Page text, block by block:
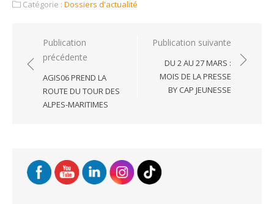
Catégorie : Dossiers d'actualité
Navigation
de
l’article
Publication
précédente
AGIS06 PREND LA
ROUTE DU TOUR DES
ALPES-MARITIMES
Publication suivante
DU 2 AU 27 MARS :
MOIS DE LA PRESSE
BY CAP JEUNESSE